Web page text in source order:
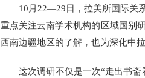
10月22—29日，拉美所国际关系
重点关注云南学术机构的区域国别
西南边疆地区的了解，也为深化中
这次调研不仅是一次“走出书斋